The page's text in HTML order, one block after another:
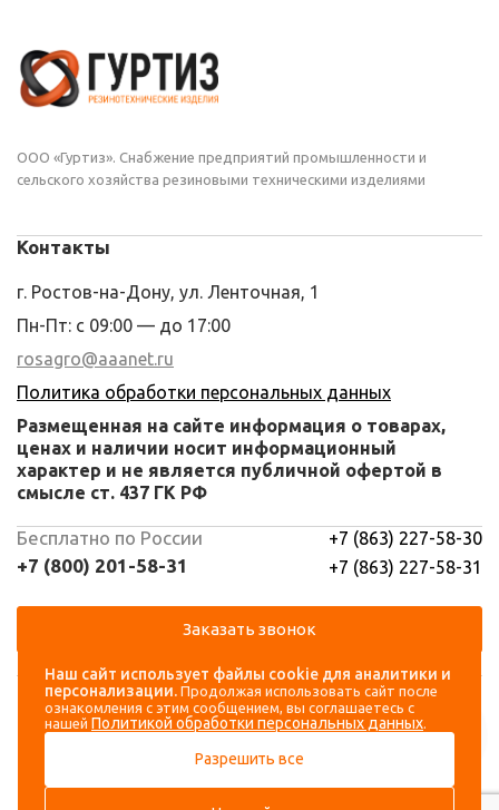
ООО «Гуртиз». Снабжение предприятий промышленности и
сельского хозяйства резиновыми техническими изделиями
Навигация
Каталог
Аккаунт
Вход
Регистрация
Контакты
г. Ростов-на-Дону, ул. Ленточная, 1
Пн-Пт: с 09:00 — до 17:00
rosagro@aaanet.ru
Политика обработки персональных данных
Размещенная на сайте информация о товарах,
ценах и наличии носит информационный
характер и не является публичной офертой в
смысле ст. 437 ГК РФ
Бесплатно по России
+7 (800) 201-58-31
+7 (863) 227-58-30
+7 (863) 227-58-31
Заказать звонок
Наш сайт использует файлы cookie для аналитики и
персонализации. Продолжая использовать сайт после
ознакомления с этим сообщением, вы соглашаетесь с
нашей Политикой обработки персональных данных.
Разрешить все